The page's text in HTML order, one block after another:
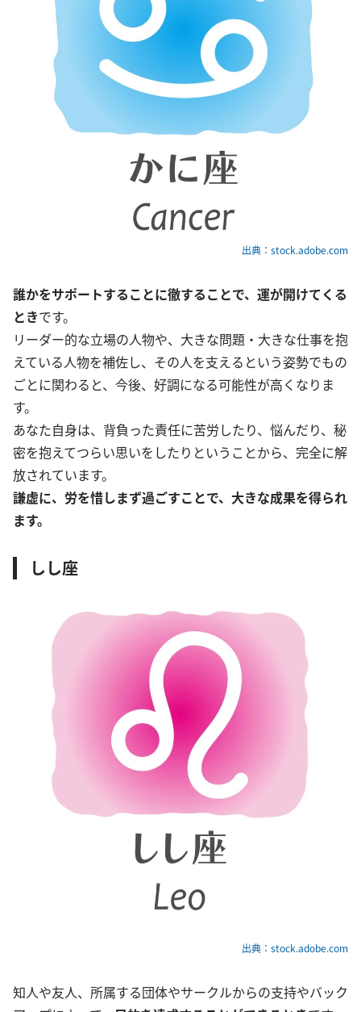
出典：stock.adobe.com
誰かをサポートすることに徹することで、運が開けてくる
ときです。
リーダー的な立場の人物や、大きな問題・大きな仕事を抱
えている人物を補佐し、その人を支えるという姿勢でもの
ごとに関わると、今後、好調になる可能性が高くなりま
す。
あなた自身は、背負った責任に苦労したり、悩んだり、秘
密を抱えてつらい思いをしたりということから、完全に解
放されています。
謙虚に、労を惜しまず過ごすことで、大きな成果を得られ
ます。
しし座
出典：stock.adobe.com
知人や友人、所属する団体やサークルからの支持やバック